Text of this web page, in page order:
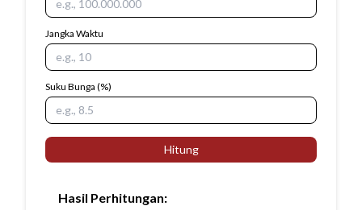
Jangka Waktu
Suku Bunga (%)
Hitung
Hasil Perhitungan: